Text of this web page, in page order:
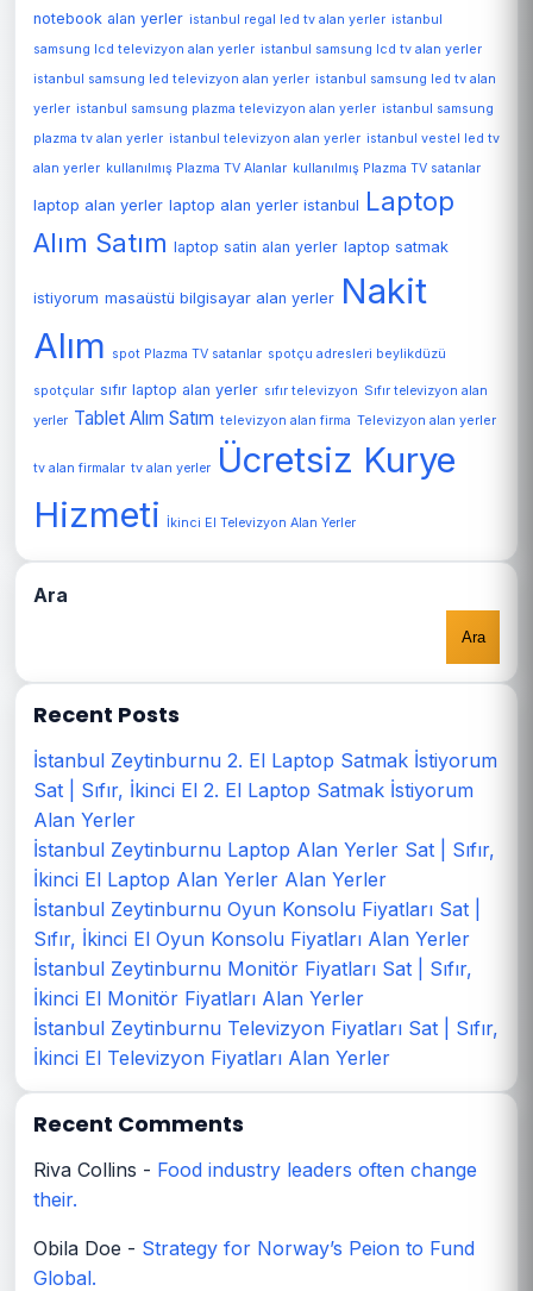
notebook alan yerler istanbul regal led tv alan yerler istanbul
samsung lcd televizyon alan yerler istanbul samsung lcd tv alan yerler
istanbul samsung led televizyon alan yerler istanbul samsung led tv alan
yerler istanbul samsung plazma televizyon alan yerler istanbul samsung
plazma tv alan yerler istanbul televizyon alan yerler istanbul vestel led tv
alan yerler kullanılmış Plazma TV Alanlar kullanılmış Plazma TV satanlar
laptop alan yerler laptop alan yerler istanbul Laptop
Alım Satım laptop satin alan yerler laptop satmak
istiyorum masaüstü bilgisayar alan yerler Nakit
Alım
spot Plazma TV satanlar spotçu adresleri beylikdüzü
spotçular sıfır laptop alan yerler sıfır televizyon Sıfır televizyon alan
yerler Tablet Alım Satım televizyon alan firma Televizyon alan yerler
tv alan firmalar tv alan yerler
Ücretsiz Kurye
Hizmeti
İkinci El Televizyon Alan Yerler
Ara
Ara
Recent Posts
İstanbul Zeytinburnu 2. El Laptop Satmak İstiyorum
Sat | Sıfır, İkinci El 2. El Laptop Satmak İstiyorum
Alan Yerler
İstanbul Zeytinburnu Laptop Alan Yerler Sat | Sıfır,
İkinci El Laptop Alan Yerler Alan Yerler
İstanbul Zeytinburnu Oyun Konsolu Fiyatları Sat |
Sıfır, İkinci El Oyun Konsolu Fiyatları Alan Yerler
İstanbul Zeytinburnu Monitör Fiyatları Sat | Sıfır,
İkinci El Monitör Fiyatları Alan Yerler
İstanbul Zeytinburnu Televizyon Fiyatları Sat | Sıfır,
İkinci El Televizyon Fiyatları Alan Yerler
Recent Comments
Riva Collins - Food industry leaders often change
their.
Obila Doe - Strategy for Norway’s Peion to Fund
Global.